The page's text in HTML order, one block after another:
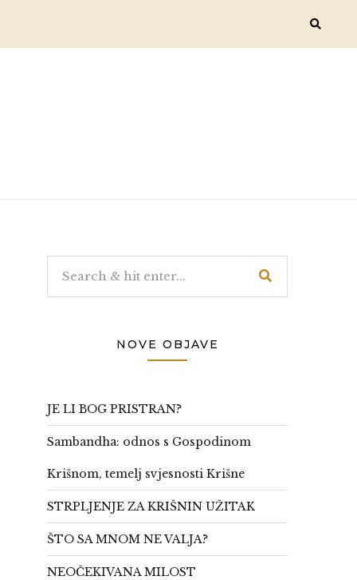
NOVE OBJAVE
JE LI BOG PRISTRAN?
Sambandha: odnos s Gospodinom
Krišnom, temelj svjesnosti Krišne
STRPLJENJE ZA KRIŠNIN UŽITAK
ŠTO SA MNOM NE VALJA?
NEOČEKIVANA MILOST